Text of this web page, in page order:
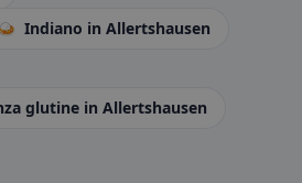
🍛 Indiano in Allertshausen
glutine in Allertshausen